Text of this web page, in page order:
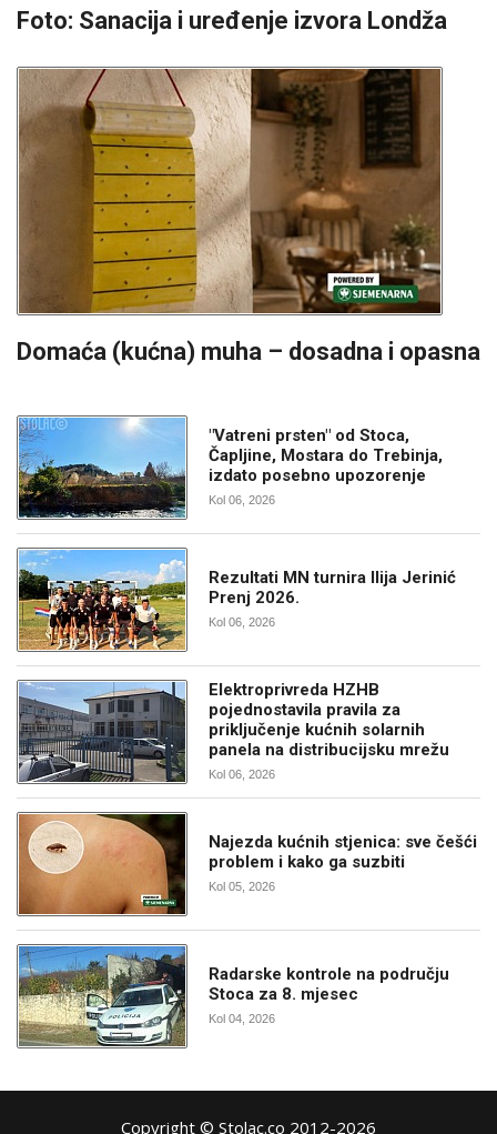
Foto: Sanacija i uređenje izvora Londža
Domaća (kućna) muha – dosadna i opasna
"Vatreni prsten" od Stoca,
Čapljine, Mostara do Trebinja,
izdato posebno upozorenje
Kol 06, 2026
Rezultati MN turnira Ilija Jerinić
Prenj 2026.
Kol 06, 2026
Elektroprivreda HZHB
pojednostavila pravila za
priključenje kućnih solarnih
panela na distribucijsku mrežu
Kol 06, 2026
Najezda kućnih stjenica: sve češći
problem i kako ga suzbiti
Kol 05, 2026
Radarske kontrole na području
Stoca za 8. mjesec
Kol 04, 2026
Copyright © Stolac.co 2012-2026